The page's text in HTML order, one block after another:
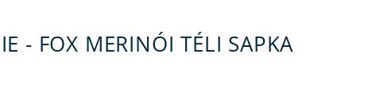
- FOX MERINÓI TÉLI SAPKA